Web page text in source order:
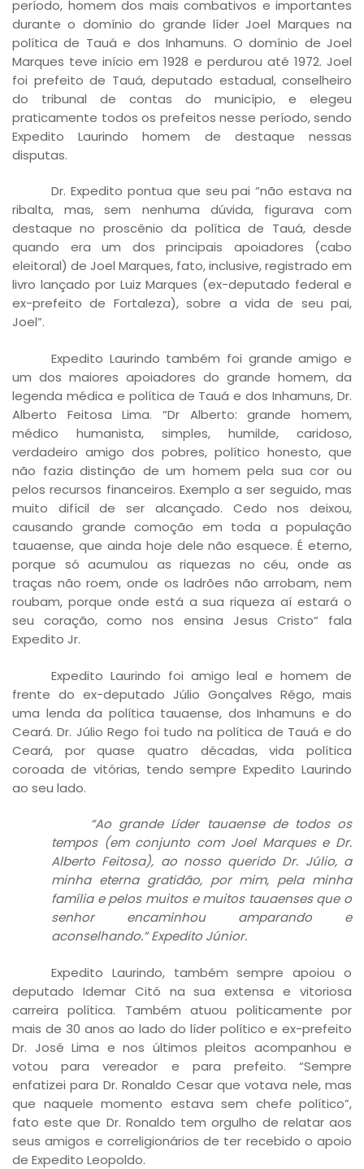
período, homem dos mais combativos e importantes
durante o domínio do grande líder Joel Marques na
política de Tauá e dos Inhamuns. O domínio de Joel
Marques teve início em 1928 e perdurou até 1972. Joel
foi prefeito de Tauá, deputado estadual, conselheiro
do tribunal de contas do município, e elegeu
praticamente todos os prefeitos nesse período, sendo
Expedito Laurindo homem de destaque nessas
disputas.
Dr. Expedito pontua que seu pai “não estava na
ribalta, mas, sem nenhuma dúvida, figurava com
destaque no proscênio da política de Tauá, desde
quando era um dos principais apoiadores (cabo
eleitoral) de Joel Marques, fato, inclusive, registrado em
livro lançado por Luiz Marques (ex-deputado federal e
ex-prefeito de Fortaleza), sobre a vida de seu pai,
Joel”.
Expedito Laurindo também foi grande amigo e
um dos maiores apoiadores do grande homem, da
legenda médica e política de Tauá e dos Inhamuns, Dr.
Alberto Feitosa Lima. “Dr Alberto: grande homem,
médico humanista, simples, humilde, caridoso,
verdadeiro amigo dos pobres, político honesto, que
não fazia distinção de um homem pela sua cor ou
pelos recursos financeiros. Exemplo a ser seguido, mas
muito difícil de ser alcançado. Cedo nos deixou,
causando grande comoção em toda a população
tauaense, que ainda hoje dele não esquece. É eterno,
porque só acumulou as riquezas no céu, onde as
traças não roem, onde os ladrões não arrobam, nem
roubam, porque onde está a sua riqueza aí estará o
seu coração, como nos ensina Jesus Cristo“ fala
Expedito Jr.
Expedito Laurindo foi amigo leal e homem de
frente do ex-deputado Júlio Gonçalves Rêgo, mais
uma lenda da política tauaense, dos Inhamuns e do
Ceará. Dr. Júlio Rego foi tudo na política de Tauá e do
Ceará, por quase quatro décadas, vida política
coroada de vitórias, tendo sempre Expedito Laurindo
ao seu lado.
“Ao grande Líder tauaense de todos os
tempos (em conjunto com Joel Marques e Dr.
Alberto Feitosa), ao nosso querido Dr. Júlio, a
minha eterna gratidão, por mim, pela minha
família e pelos muitos e muitos tauaenses que o
senhor encaminhou amparando e
aconselhando.” Expedito Júnior.
Expedito Laurindo, também sempre apoiou o
deputado Idemar Citó na sua extensa e vitoriosa
carreira política. Também atuou politicamente por
mais de 30 anos ao lado do líder político e ex-prefeito
Dr. José Lima e nos últimos pleitos acompanhou e
votou para vereador e para prefeito. “Sempre
enfatizei para Dr. Ronaldo Cesar que votava nele, mas
que naquele momento estava sem chefe político”,
fato este que Dr. Ronaldo tem orgulho de relatar aos
seus amigos e correligionários de ter recebido o apoio
de Expedito Leopoldo.